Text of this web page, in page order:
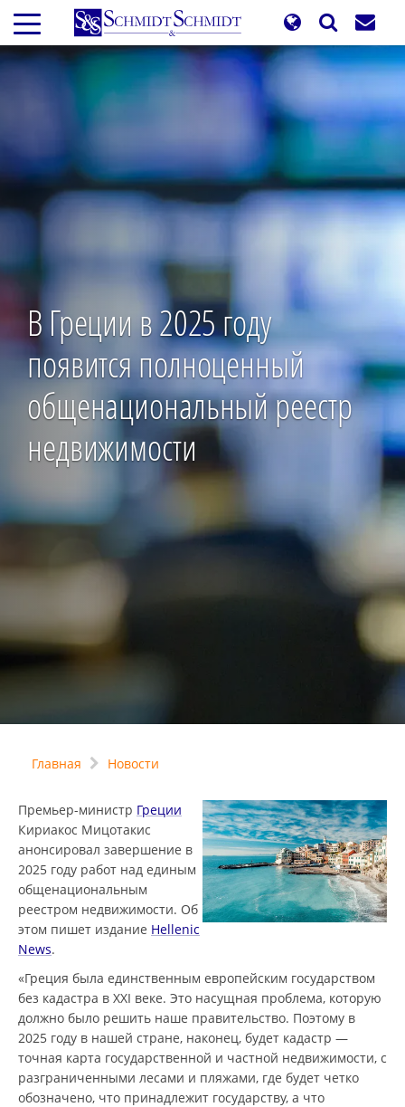
Перейти
основному
содержанию
В Греции в 2025 году
появится полноценный
общенациональный реестр
недвижимости
Главная Новости
Премьер-министр Греции
Кириакос Мицотакис
анонсировал завершение в
2025 году работ над единым
общенациональным
реестром недвижимости. Об
этом пишет издание Hellenic
News.
«Греция была единственным европейским государством
без кадастра в XXI веке. Это насущная проблема, которую
должно было решить наше правительство. Поэтому в
2025 году в нашей стране, наконец, будет кадастр —
точная карта государственной и частной недвижимости, с
разграниченными лесами и пляжами, где будет четко
обозначено, что принадлежит государству, а что